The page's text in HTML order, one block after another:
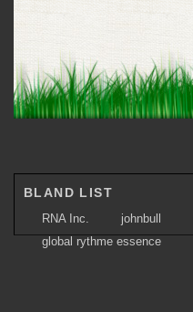
BLAND LIST
RNA Inc. johnbull
global rythme essence